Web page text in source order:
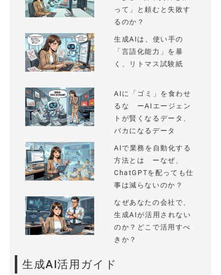
って」と頼むと失敗す
るのか？
生成AIは、使い手の
「言語化能力」を暴
く、リトマス試験紙
AIに「ゴミ」を食わせ
るな ーAIエージェン
トが賢くなるデータ、
バカになるデータ
AIで業務を自動化する
方法とは ーなぜ、
ChatGPTを配っても仕
事は減らないのか？
なぜあなたの会社で、
生成AIが活用されない
のか？どこで活用すべ
きか？
生成AI活用ガイド